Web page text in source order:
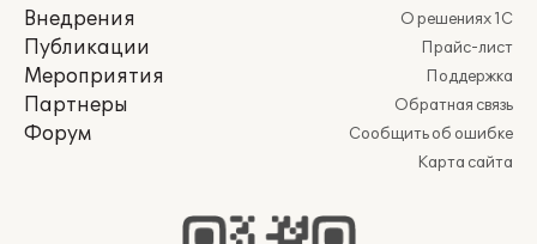
Внедрения
Публикации
Мероприятия
Партнеры
Форум
О решениях 1С
Прайс-лист
Поддержка
Обратная связь
Сообщить об ошибке
Карта сайта